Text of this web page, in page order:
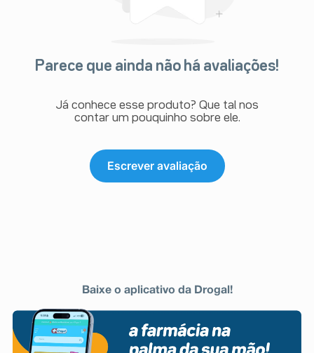
Parece que ainda não há avaliações!
Já conhece esse produto? Que tal nos
contar um pouquinho sobre ele.
Escrever avaliação
Baixe o aplicativo da Drogal!